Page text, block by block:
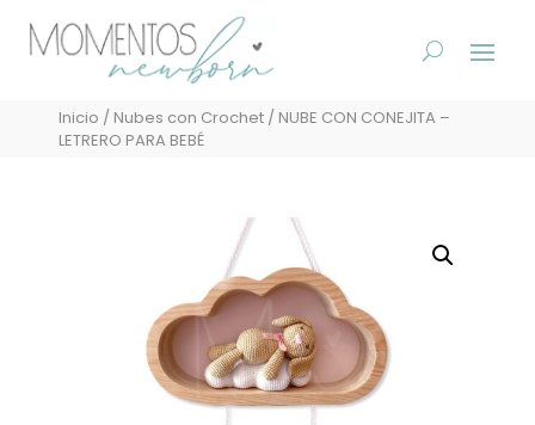
Inicio / Nubes con Crochet/ NUBE CON CONEJITA –
LETRERO PARA BEBÉ